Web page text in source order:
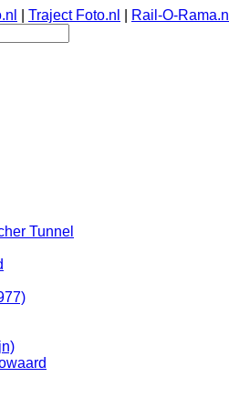
Traject Foto.nl Rail-O-
Tunnel